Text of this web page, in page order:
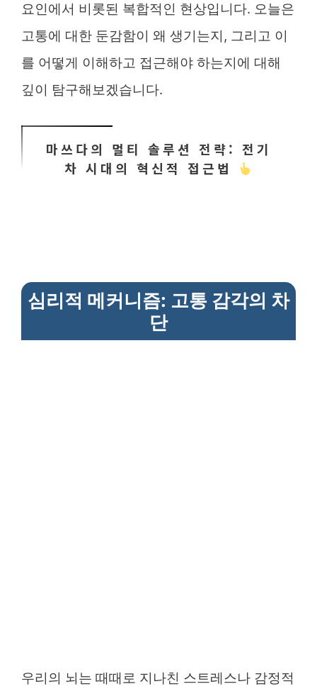
요인에서 비롯된 복합적인 현상입니다. 오늘은
고통에 대한 둔감함이 왜 생기는지, 그리고 이
를 어떻게 이해하고 접근해야 하는지에 대해
깊이 탐구해보겠습니다.
마쓰다의 멀티 솔루션 전략: 전기
차 시대의 혁신적 접근법
심리적 메커니즘: 고통 감각의 차
단
우리의 뇌는 때때로 지나친 스트레스나 감정적